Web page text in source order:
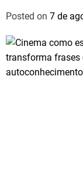
Posted on 7 de